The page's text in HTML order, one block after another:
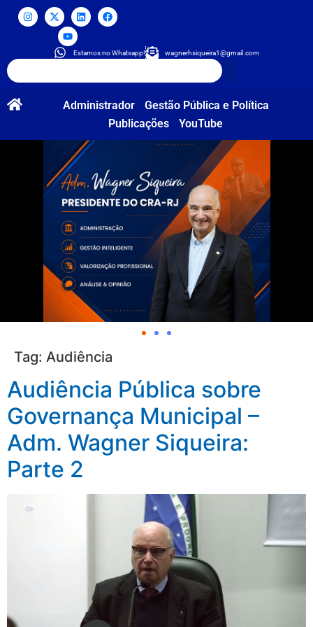
Estamos no Whatsapp! wagnerhsiqueira1@gmail.com
Administrador
Gestão Pública e Política
Publicações
YouTube
Tag: Audiência
Audiência Pública sobre
Governança Municipal –
Adm. Wagner Siqueira:
Parte 2